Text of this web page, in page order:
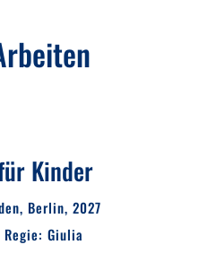
Kinder
Berlin, 2027
Giulia